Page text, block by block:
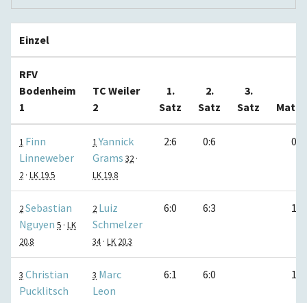
Einzel
RFV
Bodenheim
1
TC Weiler
2
1.
Satz
2.
Satz
3.
Satz
1 Finn
Linneweber
2 · LK 19.5
1 Yannick
Grams 32 ·
LK 19.8
2:6 0:6 0:1
2Sebastian
Nguyen 5 · LK
20.8
2 Luiz
Schmelzer
34 · LK 20.3
6:0 6:3 1:0
3 Christian
Pucklitsch
3 Marc
Leon
6:1 6:0 1:0